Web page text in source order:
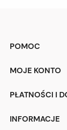
POMOC
MOJE KONTO
PŁATNOŚCI I
INFORMACJE